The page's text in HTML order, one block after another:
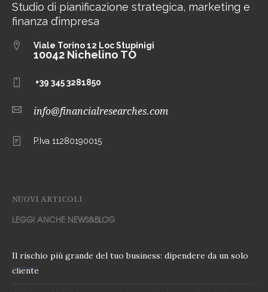
Studio di pianificazione strategica, marketing e
finanza d’impresa
Viale Torino 12 Loc Stupinigi
10042 Nichelino TO
+39 345 3281850
info@financialresearches.com
P.Iva 11280190015
NUOVI ARTICOLI
LEGGI ANCHE NEWS&BLOG
Il rischio più grande del tuo business: dipendere da un solo
cliente